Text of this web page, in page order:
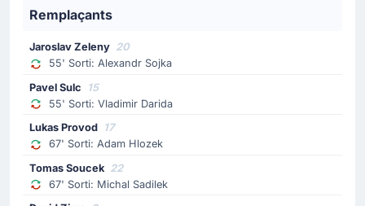
Makgopa.
Changement de joueur
Pavel Sulc
Pavel Sulc remplace Vladimir Darida pour République
Tchèque. C'est le deuxième remplacement opéré par
Remplaçants
Jaroslav Zeleny 20
55' Sorti: Alexandr Sojka
Pavel Sulc
15
55' Sorti: Vladimir Darida
Lukas Provod 17
67' Sorti: Adam Hlozek
Tomas Soucek 22
67' Sorti: Michal Sadilek